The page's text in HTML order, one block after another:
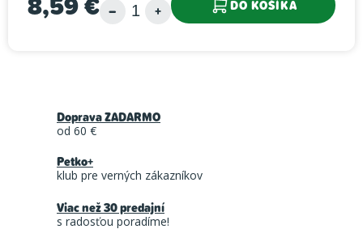
DO KOŠÍKA
Doprava ZADARMO
od 60 €
Petko+
klub pre verných zákazníkov
Viac než 30 predajní
s radosťou poradíme!